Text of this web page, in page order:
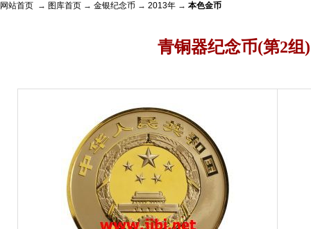
网站首页 → 图库首页 → 金银纪念币 → 2013年 → 本色金币
青铜器纪念币(第2组